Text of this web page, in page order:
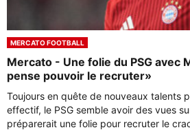
MERCATO FOOTBALL
Mercato - Une folie du PSG avec
pense pouvoir le recruter»
Toujours en quête de nouveaux talents
effectif, le PSG semble avoir des vues
préparerait une folie pour recruter le